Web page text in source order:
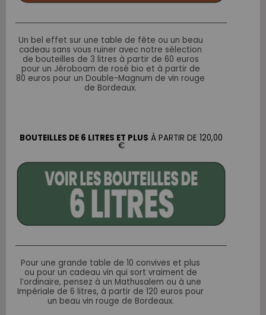
Un bel effet sur une table de fête ou un beau
cadeau sans vous ruiner avec notre sélection
de bouteilles de 3 litres à partir de 60 euros
pour un Jéroboam de rosé bio et à partir de
80 euros pour un Double-Magnum de vin rouge
de Bordeaux.
BOUTEILLES DE 6 LITRES ET PLUS À PARTIR DE 120,00
€
Pour une grande table de 10 convives et plus
ou pour un cadeau vin qui sort vraiment de
l’ordinaire, pensez à un Mathusalem ou à une
Impériale de 6 litres, à partir de 120 euros pour
un beau vin rouge de Bordeaux.